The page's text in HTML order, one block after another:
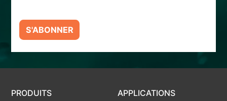
S'ABONNER
PRODUITS APPLICATIONS